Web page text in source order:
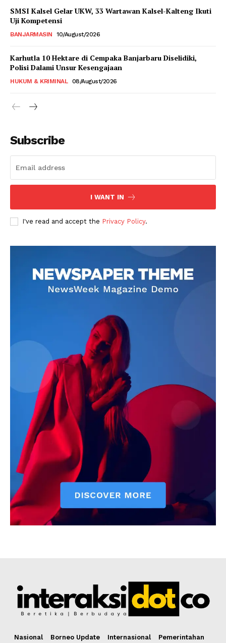
SMSI Kalsel Gelar UKW, 33 Wartawan Kalsel-Kalteng Ikuti
Uji Kompetensi
BANJARMASIN 10/August/2026
Karhutla 10 Hektare di Cempaka Banjarbaru Diselidiki,
Polisi Dalami Unsur Kesengajaan
HUKUM & KRIMINAL 08/August/2026
Subscribe
I WANT IN
I've read and accept the Privacy Policy.
Nasional Borneo Update Internasional
Pemerintahan